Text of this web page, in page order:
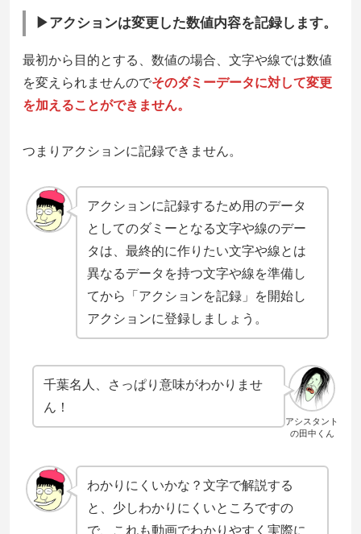
▶アクションは変更した数値内容を記録します。
最初から目的とする、数値の場合、文字や線では数値
を変えられませんのでそのダミーデータに対して変更
を加えることができません。
つまりアクションに記録できません。
アクションに記録するため用のデータ
としてのダミーとなる文字や線のデー
タは、最終的に作りたい文字や線とは
異なるデータを持つ文字や線を準備し
てから「アクションを記録」を開始し
アクションに登録しましょう。
アシスタント
の田中くん
千葉名人、さっぱり意味がわかりませ
ん！
わかりにくいかな？文字で解説する
と、少しわかりにくいところですの
で、これも動画でわかりやすく実際に